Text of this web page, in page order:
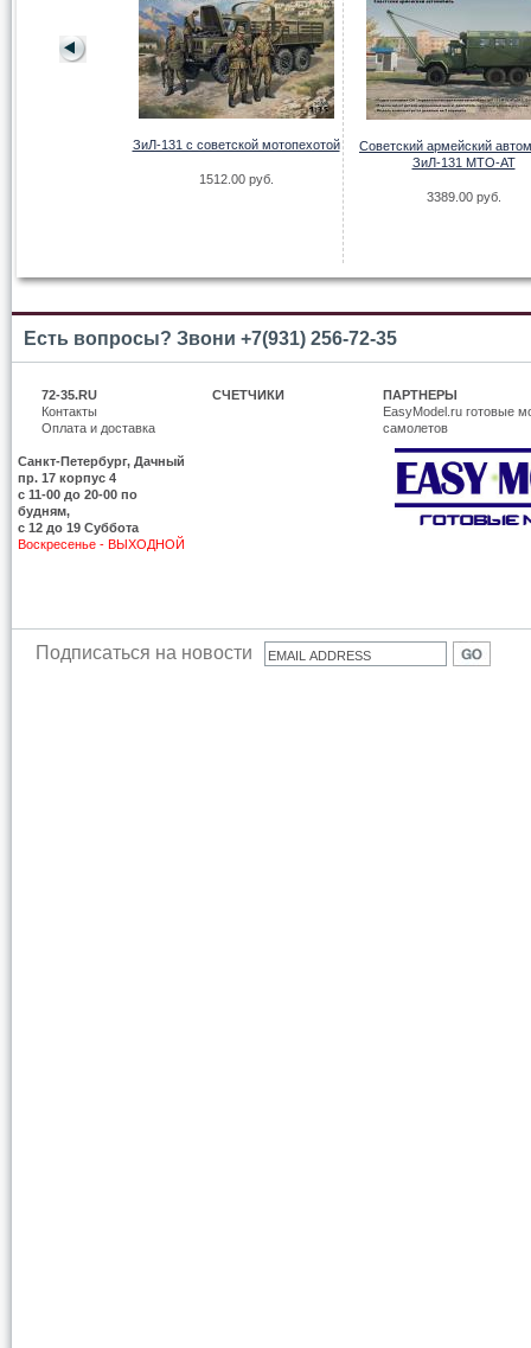
ЗиЛ-131 с советской мотопехотой
1512.00 руб.
Советский армейский
ЗиЛ-131 MTO-AT
3389.00 руб.
Есть вопросы? Звони +7(931) 256-72-35
72-35.RU
Контакты
Оплата и доставка
Санкт-Петербург, Дачный
пр. 17 корпус 4
c 11-00 до 20-00 по
будням,
с 12 до 19 Суббота
Воскресенье - ВЫХОДНОЙ
СЧЕТЧИКИ
ПАРТНЕРЫ
EasyModel.ru готовые
самолетов
Подписаться на новости